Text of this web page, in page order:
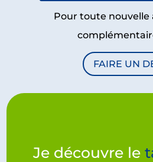
Pour toute nouvelle
FAIRE UN
Je découvre le